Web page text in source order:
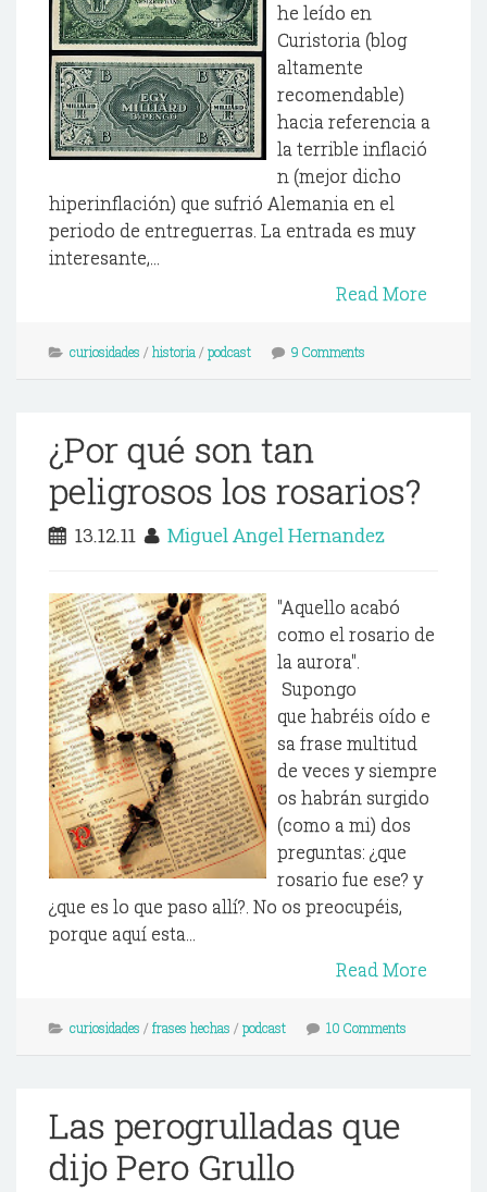
he leído en
Curistoria (blog
altamente
recomendable)
hacia referencia a
la terrible inflació
n (mejor dicho
hiperinflación) que sufrió Alemania en el
periodo de entreguerras. La entrada es muy
interesante,...
Read More
curiosidades / historia/ podcast 9 Comments
¿Por qué son tan
peligrosos los rosarios?
13.12.11 Miguel Angel Hernandez
"Aquello acabó
como el rosario de
la aurora".
Supongo
que habréis oído e
sa frase multitud
de veces y siempre
os habrán surgido
(como a mi) dos
preguntas: ¿que
rosario fue ese? y
¿que es lo que paso allí?. No os preocupéis,
porque aquí esta...
Read More
curiosidades / frases hechas / podcast 10 Comments
Las perogrulladas que
dijo Pero Grullo